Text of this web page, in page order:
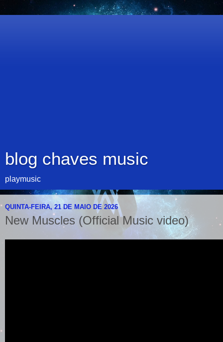
blog chaves music
playmusic
QUINTA-FEIRA, 21 DE MAIO DE 2026
New Muscles (Official Music video)